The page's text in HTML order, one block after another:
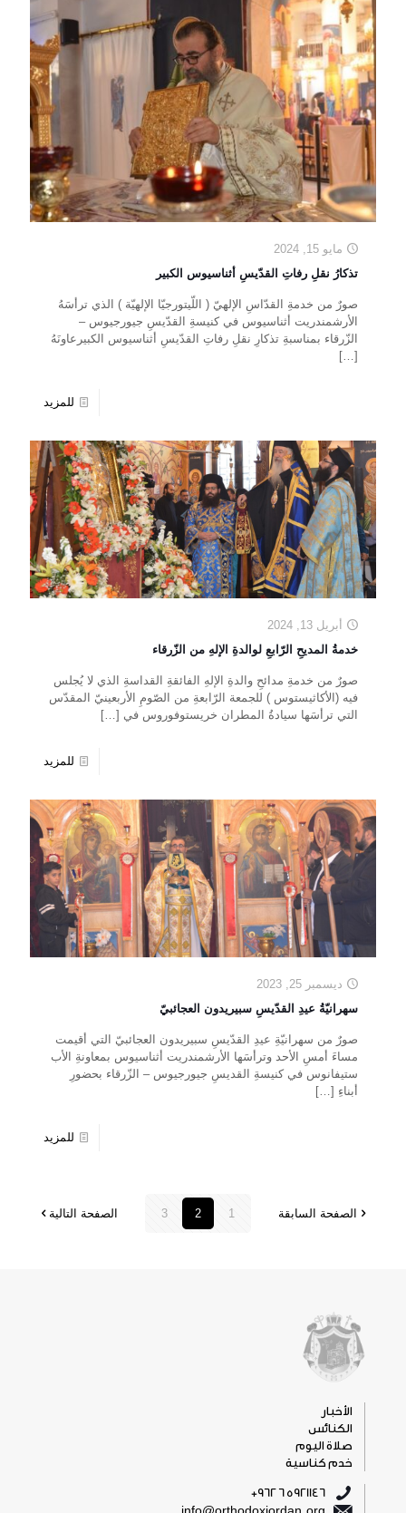
مايو 15, 2024
تذكارُ نقلِ رفاتِ القدّيسِ أثناسيوس الكبير
صورٌ من خدمةِ القدّاسِ الإلهيّ ( اللّيتورجيّا الإلهيّة ) الذي ترأسَهُ
الأرشمندريت أثناسيوس في كنيسةِ القدّيسِ جيورجيوس –
الزّرقاء بمناسبةِ تذكارِ نقلِ رفاتِ القدّيسِ أثناسيوس الكبيرعاونَهُ
[…]
للمزيد
أبريل 13, 2024
خدمةُ المديحِ الرّابعِ لوالدةِ الإلهِ من الزّرقاء
صورٌ من خدمةِ مدائحِ والدةِ الإلهِ الفائقةِ القداسةِ الذي لا يُجلس
فيه (الأكاثيستوس ) للجمعة الرّابعةِ من الصّومِ الأربعينيّ المقدّس
التي ترأسَها سيادةُ المطران خريستوفوروس في […]
للمزيد
ديسمبر 25, 2023
سهرانيّةُ عيدِ القدّيسِ سبيريدون العجائبيّ
صورٌ من سهرانيّةِ عيدِ القدّيسِ سبيريدون العجائبيّ التي أقيمت
مساءَ أمسِ الأحد وترأسَها الأرشمندريت أثناسيوس بمعاونةِ الأب
ستيفانوس في كنيسةِ القديسِ جيورجيوس – الزّرقاء بحضورِ
أبناءِ […]
للمزيد
الصفحة السابقة 1
2
3 الصفحة التالية
الأخبار
الكنائس
صلاة اليوم
خدم كناسية
5921146 6 962+